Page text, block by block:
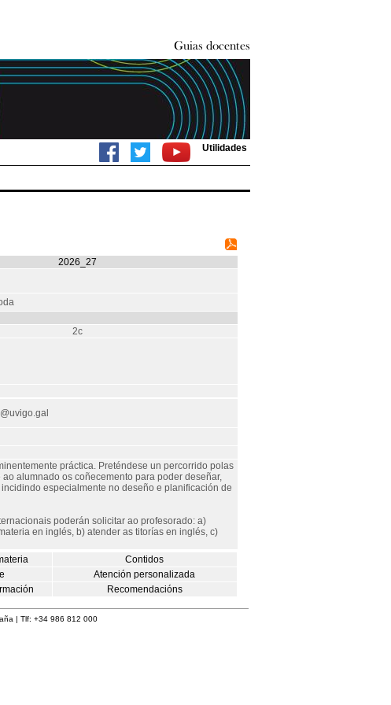
Utilidades
2026_27
2c
práctica. Preténdese un percorrido polas
alumnado os coñecemento para poder deseñar,
especialmente no deseño e planificación de
poderán solicitar ao profesorado: a)
en inglés, b) atender as titorías en inglés, c)
Contidos
Atención personalizada
Recomendacións
| Tlf: +34 986 812 000